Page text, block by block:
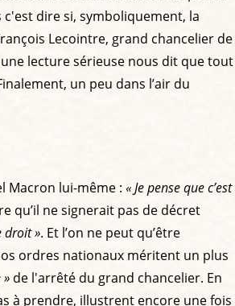
dire si, symboliquement, la
Lecointre, grand chancelier de
lecture sérieuse nous dit que tout
un peu dans l’air du
Macron lui-même : « Je pense que c’est
qu’il ne signerait pas de décret
droit ». Et l’on ne peut qu’être
ordres nationaux méritent un plus
de l'arrêté du grand chancelier. En
à prendre, illustrent encore une fois